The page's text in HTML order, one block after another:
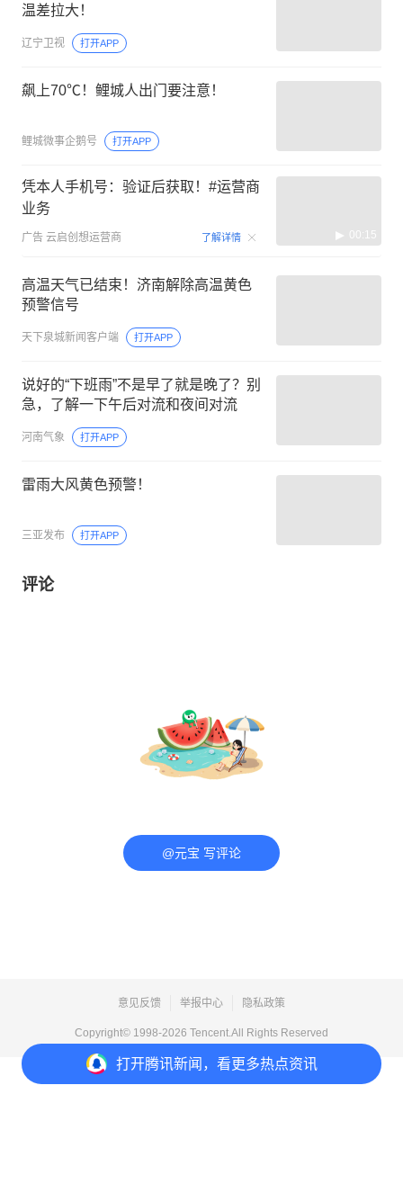
打开腾讯新闻，看更多热点资讯
温差拉大！
辽宁卫视 打开APP
飙上70℃！鲤城人出门要注意！
鲤城微事企鹅号 打开APP
凭本人手机号：验证后获取！#运营商
业务
广告 云启创想运营商 了解详情 00:15
高温天气已结束！济南解除高温黄色
预警信号
天下泉城新闻客户端 打开APP
说好的“下班雨”不是早了就是晚了？别
急，了解一下午后对流和夜间对流
河南气象 打开APP
雷雨大风黄色预警！
三亚发布 打开APP
评论
@元宝 写评论
意见反馈 举报中心 隐私政策
Copyright© 1998-2026 Tencent.All Rights Reserved